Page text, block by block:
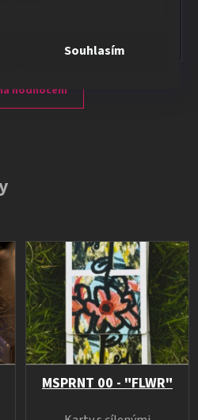
Souhlasím
hodnocení
MSPRNT 00 - "FLWR"